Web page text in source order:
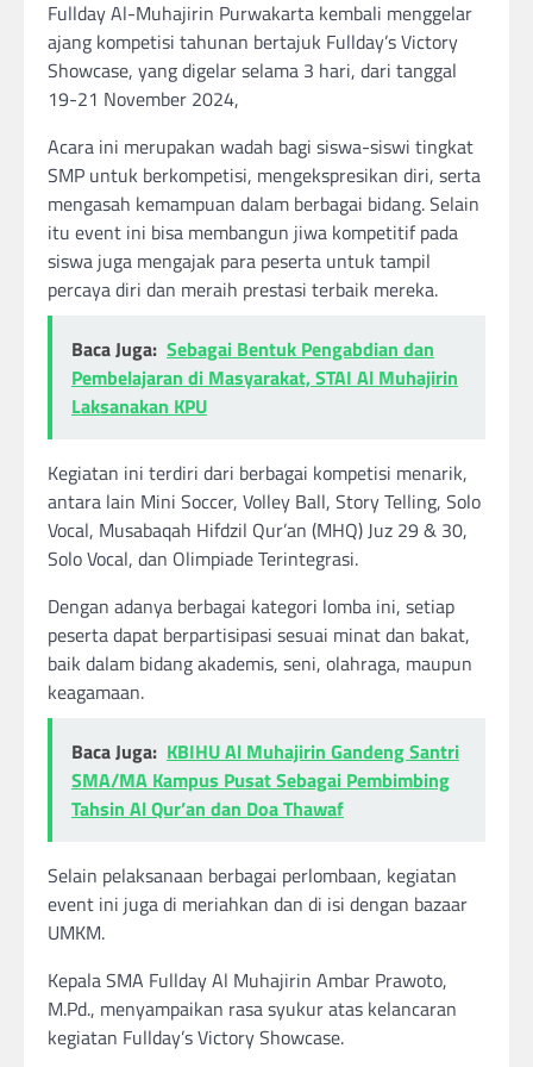
Fullday Al-Muhajirin Purwakarta kembali menggelar
ajang kompetisi tahunan bertajuk Fullday’s Victory
Showcase, yang digelar selama 3 hari, dari tanggal
19-21 November 2024,
Acara ini merupakan wadah bagi siswa-siswi tingkat
SMP untuk berkompetisi, mengekspresikan diri, serta
mengasah kemampuan dalam berbagai bidang. Selain
itu event ini bisa membangun jiwa kompetitif pada
siswa juga mengajak para peserta untuk tampil
percaya diri dan meraih prestasi terbaik mereka.
Baca Juga: Sebagai Bentuk Pengabdian dan
Pembelajaran di Masyarakat, STAI Al Muhajirin
Laksanakan KPU
Kegiatan ini terdiri dari berbagai kompetisi menarik,
antara lain Mini Soccer, Volley Ball, Story Telling, Solo
Vocal, Musabaqah Hifdzil Qur’an (MHQ) Juz 29 & 30,
Solo Vocal, dan Olimpiade Terintegrasi.
Dengan adanya berbagai kategori lomba ini, setiap
peserta dapat berpartisipasi sesuai minat dan bakat,
baik dalam bidang akademis, seni, olahraga, maupun
keagamaan.
Baca Juga: KBIHU Al Muhajirin Gandeng Santri
SMA/MA Kampus Pusat Sebagai Pembimbing
Tahsin Al Qur’an dan Doa Thawaf
Selain pelaksanaan berbagai perlombaan, kegiatan
event ini juga di meriahkan dan di isi dengan bazaar
UMKM.
Kepala SMA Fullday Al Muhajirin Ambar Prawoto,
M.Pd., menyampaikan rasa syukur atas kelancaran
kegiatan Fullday’s Victory Showcase.